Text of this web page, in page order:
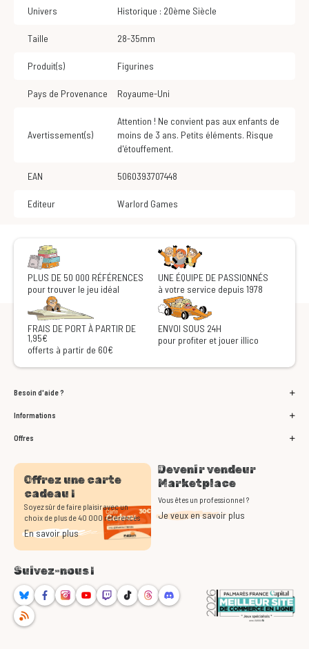
Univers Historique : 20ème Siècle
Taille 28-35mm
Produit(s) Figurines
Pays de Provenance Royaume-Uni
Avertissement(s)
Attention ! Ne convient pas aux enfants de
moins de 3 ans. Petits éléments. Risque
d'étouffement.
EAN 5060393707448
Editeur Warlord Games
PLUS DE 50 000 RÉFÉRENCES
pour trouver le jeu idéal
UNE ÉQUIPE DE PASSIONNÉS
à votre service depuis 1978
FRAIS DE PORT À PARTIR DE
1,95€
offerts à partir de 60€
ENVOI SOUS 24H
pour profiter et jouer illico
Besoin d'aide ?
Informations
Offres
Offrez une carte
cadeau !
Soyez sûr de faire plaisir avec un
choix de plus de 40 000 références
En savoir plus
Devenir vendeur
Marketplace
Vous êtes un professionnel ?
Je veux en savoir plus
Suivez-nous !
BlueskyFacebookInstagram
YoutubeTwitchTikTokThreadsDiscord
RSS